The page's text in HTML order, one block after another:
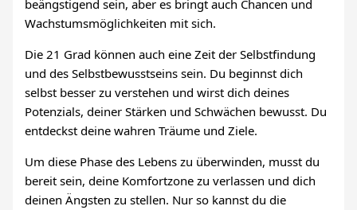
beängstigend sein, aber es bringt auch Chancen und
Wachstumsmöglichkeiten mit sich.
Die 21 Grad können auch eine Zeit der Selbstfindung
und des Selbstbewusstseins sein. Du beginnst dich
selbst besser zu verstehen und wirst dich deines
Potenzials, deiner Stärken und Schwächen bewusst. Du
entdeckst deine wahren Träume und Ziele.
Um diese Phase des Lebens zu überwinden, musst du
bereit sein, deine Komfortzone zu verlassen und dich
deinen Ängsten zu stellen. Nur so kannst du die